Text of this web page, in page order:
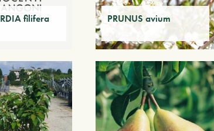
filifera PRUNUS avium